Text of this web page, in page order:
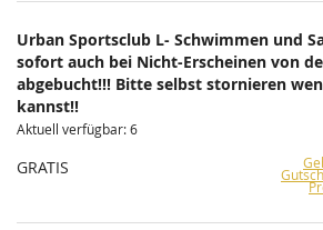
Urban Sportsclub L- Schwimmen und
sofort auch bei Nicht-Erscheinen von
abgebucht!!! Bitte selbst stornieren
kannst!!
Aktuell verfügbar: 6
GRATIS